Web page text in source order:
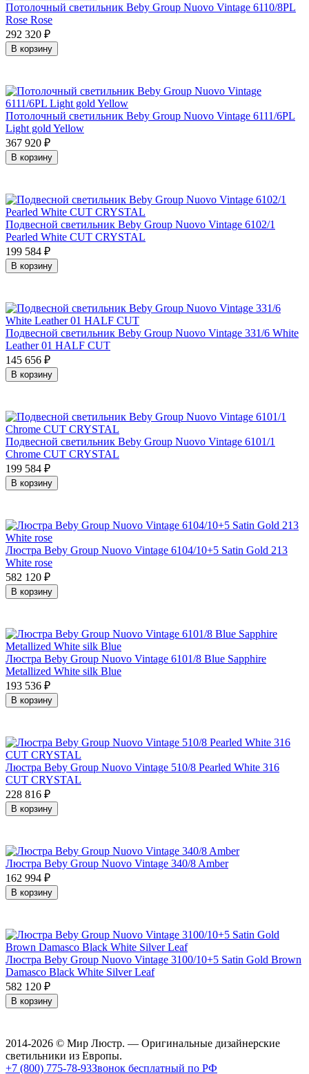
Потолочный светильник Beby Group Nuovo Vintage 6110/8PL
Rose Rose
292 320 ₽
В корзину
Потолочный светильник Beby Group Nuovo Vintage 6111/6PL
Light gold Yellow
367 920 ₽
В корзину
Подвесной светильник Beby Group Nuovo Vintage 6102/1
Pearled White CUT CRYSTAL
199 584 ₽
В корзину
Подвесной светильник Beby Group Nuovo Vintage 331/6 White
Leather 01 HALF CUT
145 656 ₽
В корзину
Подвесной светильник Beby Group Nuovo Vintage 6101/1
Chrome CUT CRYSTAL
199 584 ₽
В корзину
Люстра Beby Group Nuovo Vintage 6104/10+5 Satin Gold 213
White rose
582 120 ₽
В корзину
Люстра Beby Group Nuovo Vintage 6101/8 Blue Sapphire
Metallized White silk Blue
193 536 ₽
В корзину
Люстра Beby Group Nuovo Vintage 510/8 Pearled White 316
CUT CRYSTAL
228 816 ₽
В корзину
Люстра Beby Group Nuovo Vintage 340/8 Amber
162 994 ₽
В корзину
Люстра Beby Group Nuovo Vintage 3100/10+5 Satin Gold Brown
Damasco Black White Silver Leaf
582 120 ₽
В корзину
2014-2026 © Мир Люстр. — Оригинальные дизайнерские
светильники из Европы.
+7 (800) 775-78-93Звонок бесплатный по РФ